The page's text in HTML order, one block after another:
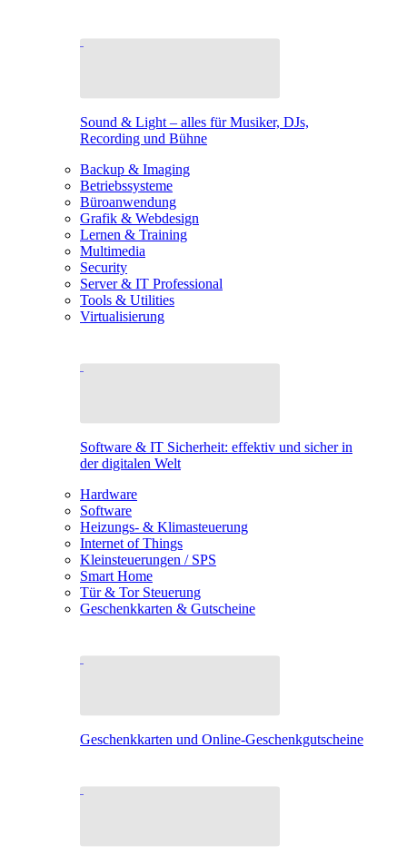
Sound & Light – alles für Musiker, DJs,
Recording und Bühne
Backup & Imaging
Betriebssysteme
Büroanwendung
Grafik & Webdesign
Lernen & Training
Multimedia
Security
Server & IT Professional
Tools & Utilities
Virtualisierung
Software & IT Sicherheit: effektiv und sicher in
der digitalen Welt
Hardware
Software
Heizungs- & Klimasteuerung
Internet of Things
Kleinsteuerungen / SPS
Smart Home
Tür & Tor Steuerung
Geschenkkarten & Gutscheine
Geschenkkarten und Online-Geschenkgutscheine